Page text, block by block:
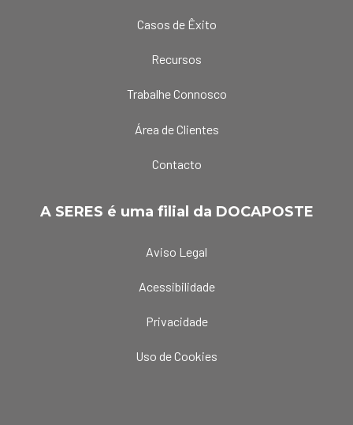
Casos de Êxito
Recursos
Trabalhe Connosco
Área de Clientes
Contacto
A SERES é uma filial da DOCAPOSTE
Aviso Legal
Acessibilidade
Privacidade
Uso de Cookies